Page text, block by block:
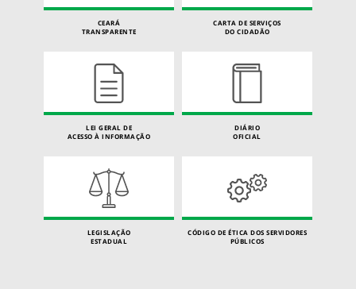
CEARÁ
TRANSPARENTE
CARTA DE SERVIÇOS
DO CIDADÃO
LEI GERAL DE
ACESSO À INFORMAÇÃO
DIÁRIO
OFICIAL
LEGISLAÇÃO
ESTADUAL
CÓDIGO DE ÉTICA DOS SERVIDORES
PÚBLICOS